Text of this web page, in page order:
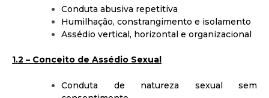
Conduta abusiva repetitiva
Humilhação, constrangimento e isolamento
Assédio vertical, horizontal e organizacional
1.2 – Conceito de Assédio Sexual
Conduta de natureza sexual sem